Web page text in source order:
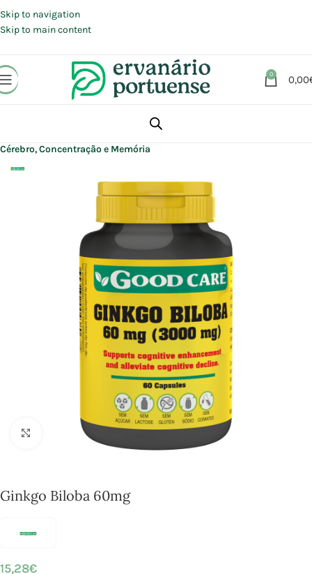
Skip to navigation
Skip to main content
0 0,00
Suplementos alimentares
Cérebro, Concentração e Memória
Click to enlarge
Ginkgo Biloba 60mg
15,28€